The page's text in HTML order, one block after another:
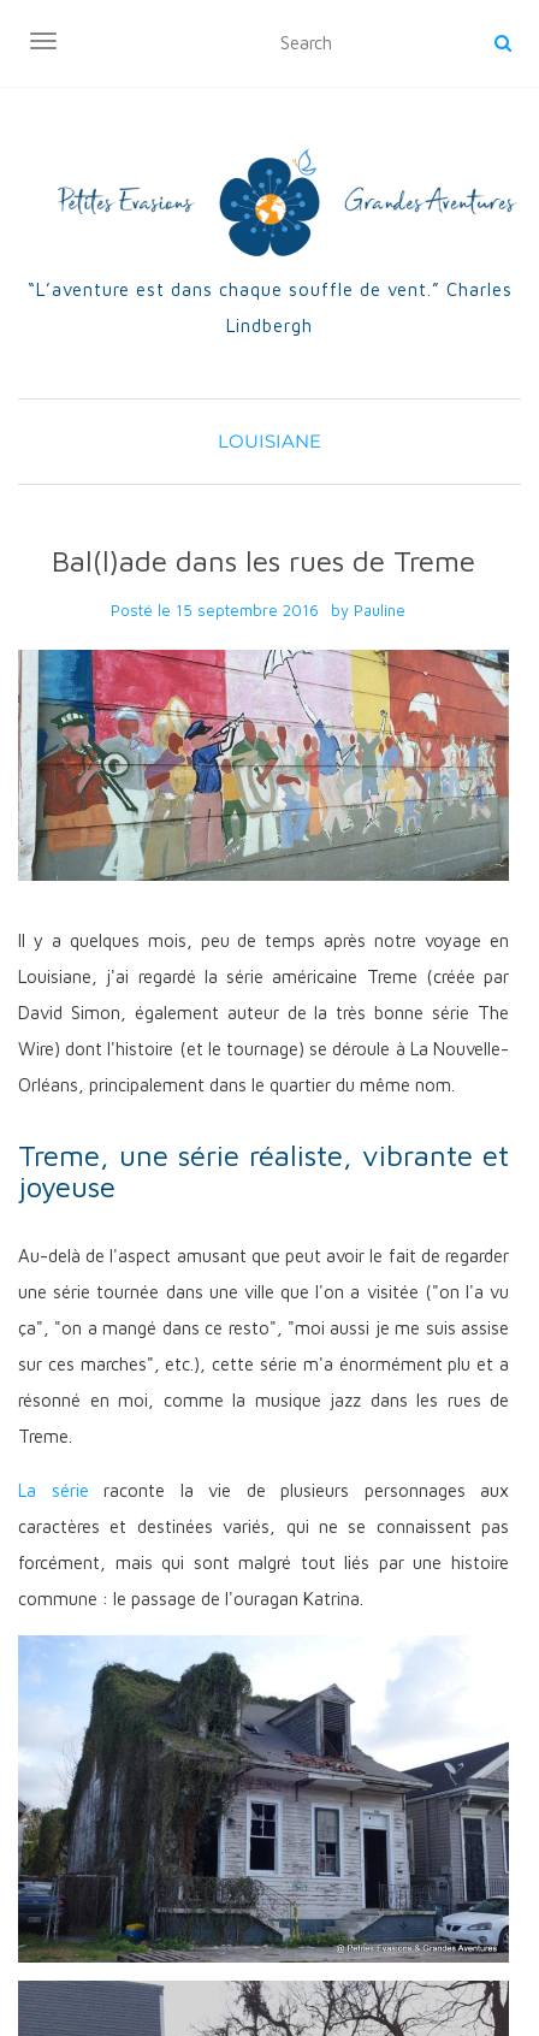
OUVRIR/FERMER LA NAVIGATION
“L’aventure est dans chaque souffle de vent.” Charles
Lindbergh
LOUISIANE
Bal(l)ade dans les rues de Treme
Posté le 15 septembre 2016 by Pauline
Il y a quelques mois, peu de temps après notre voyage en
Louisiane, j'ai regardé la série américaine Treme (créée par
David Simon, également auteur de la très bonne série The
Wire) dont l'histoire (et le tournage) se déroule à La Nouvelle-
Orléans, principalement dans le quartier du même nom.
Treme, une série réaliste, vibrante et
joyeuse
Au-delà de l'aspect amusant que peut avoir le fait de regarder
une série tournée dans une ville que l'on a visitée ("on l'a vu
ça", "on a mangé dans ce resto", "moi aussi je me suis assise
sur ces marches", etc.), cette série m'a énormément plu et a
résonné en moi, comme la musique jazz dans les rues de
Treme.
La série raconte la vie de plusieurs personnages aux
caractères et destinées variés, qui ne se connaissent pas
forcément, mais qui sont malgré tout liés par une histoire
commune : le passage de l'ouragan Katrina.